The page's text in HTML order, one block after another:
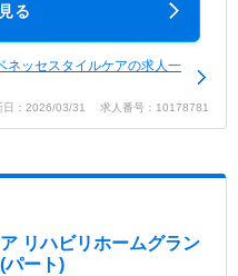
る
ネッセスタイルケアの求人一
日：2026/03/31 求人番号：10178781
リハビリホームグラン
パート)